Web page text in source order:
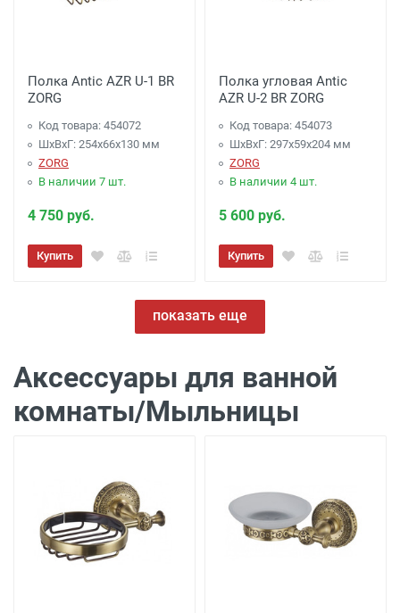
Полка Antic AZR U-1 BR
ZORG
Код товара: 454072
ШхВхГ: 254х66х130 мм
ZORG
В наличии 7 шт.
4 750 руб.
Купить
Полка угловая Antic
AZR U-2 BR ZORG
Код товара: 454073
ШхВхГ: 297х59х204 мм
ZORG
В наличии 4 шт.
5 600 руб.
Купить
показать еще
Аксессуары для ванной
комнаты/Мыльницы